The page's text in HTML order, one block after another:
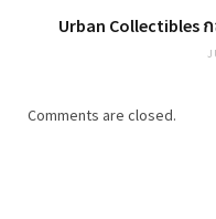
Urban Collectibles
Comments are closed.